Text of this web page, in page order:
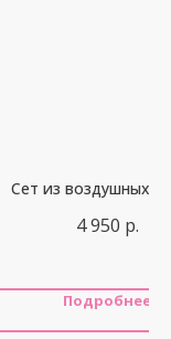
Сет из воздушных
4 950 р.
Подробнее